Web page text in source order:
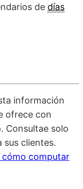
de días
información
ofrece con
Consultae solo
sus clientes.
computar